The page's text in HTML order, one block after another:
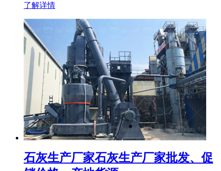
了解详情
石灰生产厂家石灰生产厂家批发、促